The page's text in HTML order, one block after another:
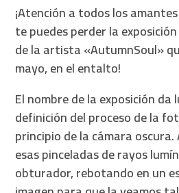
¡Atención a todos los
te puedes perder la
de la artista «AutumnSoul»
mayo, en el entalto!
El nombre de la exposición
definición del proceso de la
principio de la cámara
esas pinceladas de rayos
obturador, rebotando en un